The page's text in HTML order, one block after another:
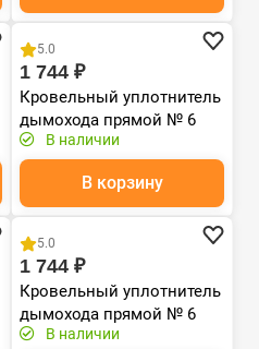
Хит продаж
5.0
1 744 ₽
Кровельный уплотнитель
дымохода прямой № 6
силикон 127-228 mm
коричневый
В наличии
В корзину
Хит продаж
5.0
1 744 ₽
Кровельный уплотнитель
дымохода прямой № 6
силикон 127-228 мм
В наличии